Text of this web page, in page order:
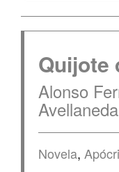
Quijote
Alonso
Avellaneda
Novela,